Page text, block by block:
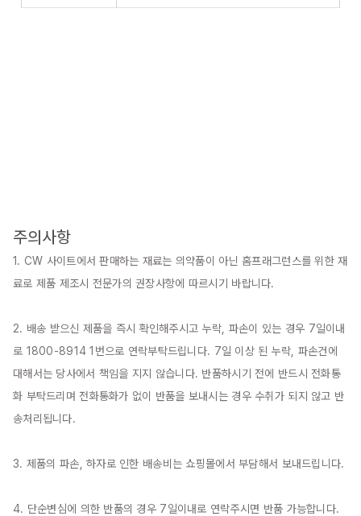
주의사항
1. CW 사이트에서 판매하는 재료는 의약품이 아닌 홈프래그런스를 위한 재
료로 제품 제조시 전문가의 권장사항에 따르시기 바랍니다.
2. 배송 받으신 제품을 즉시 확인해주시고 누락, 파손이 있는 경우 7일이내
로 1800-8914 1번으로 연락부탁드립니다. 7일 이상 된 누락, 파손건에
대해서는 당사에서 책임을 지지 않습니다. 반품하시기 전에 반드시 전화통
화 부탁드리며 전화통화가 없이 반품을 보내시는 경우 수취가 되지 않고 반
송처리됩니다.
3. 제품의 파손, 하자로 인한 배송비는 쇼핑몰에서 부담해서 보내드립니다.
4. 단순변심에 의한 반품의 경우 7일이내로 연락주시면 반품 가능합니다.